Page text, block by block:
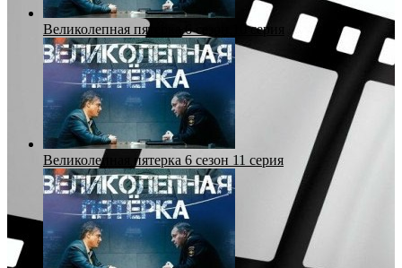
Великолепная пятерка 6 сезон 10 серия
Великолепная пятерка 6 сезон 11 серия